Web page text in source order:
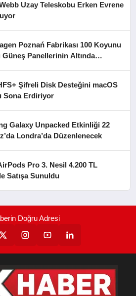
Uzay Teleskobu Erken Evrene
Poznań Fabrikası 100 Koyunu
Güneş Panellerinin Altında
Şifreli Disk Desteğini macOS
Sona Erdiriyor
Galaxy Unpacked Etkinliği 22
Londra’da Düzenlenecek
Pro 3. Nesil 4.200 TL
Satışa Sunuldu
Doğru Adresi